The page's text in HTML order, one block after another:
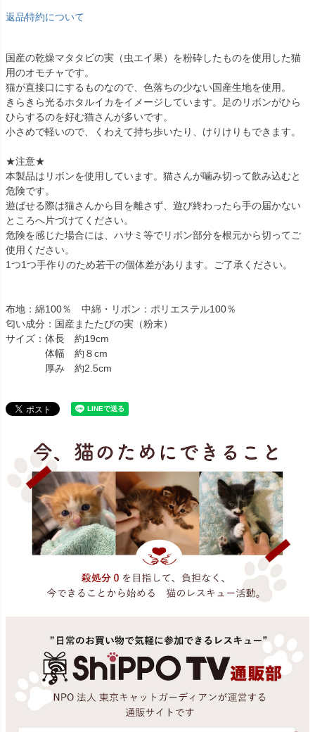
返品特約について
国産の乾燥マタタビの実（虫エイ果）を粉砕したものを使用した猫
用のオモチャです。
猫が直接口にするものなので、色落ちの少ない国産生地を使用。
きらきら光るホタルイカをイメージしています。足のリボンがひら
ひらするのを好む猫さんが多いです。
小さめで軽いので、くわえて持ち歩いたり、けりけりもできます。
★注意★
本製品はリボンを使用しています。猫さんが噛み切って飲み込むと
危険です。
遊ばせる際は猫さんから目を離さず、遊び終わったら手の届かない
ところへ片づけてください。
危険を感じた場合には、ハサミ等でリボン部分を根元から切ってご
使用ください。
1つ1つ手作りのため若干の個体差があります。ご了承ください。
布地：綿100％ 中綿・リボン：ポリエステル100％
匂い成分：国産またたびの実（粉末）
サイズ：体長 約19cm
体幅 約８cm
厚み 約2.5cm